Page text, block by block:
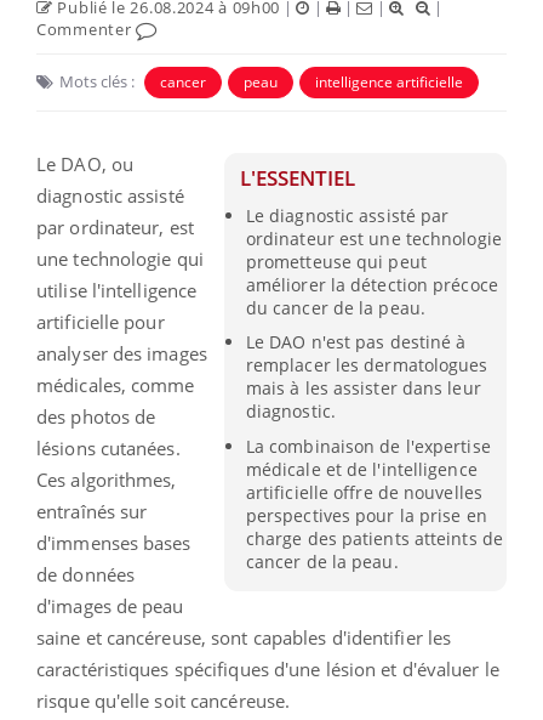
Publié le 26.08.2024 à 09h00 | | | |
|
Commenter
Mots clés : cancer peau intelligence artificielle
L'ESSENTIEL
Le diagnostic assisté par
ordinateur est une technologie
prometteuse qui peut
améliorer la détection précoce
du cancer de la peau.
Le DAO n'est pas destiné à
remplacer les dermatologues
mais à les assister dans leur
diagnostic.
La combinaison de l'expertise
médicale et de l'intelligence
artificielle offre de nouvelles
perspectives pour la prise en
charge des patients atteints de
cancer de la peau.
Le DAO, ou
diagnostic assisté
par ordinateur, est
une technologie qui
utilise l'intelligence
artificielle pour
analyser des images
médicales, comme
des photos de
lésions cutanées.
Ces algorithmes,
entraînés sur
d'immenses bases
de données
d'images de peau
saine et cancéreuse, sont capables d'identifier les
caractéristiques spécifiques d'une lésion et d'évaluer le
risque qu'elle soit cancéreuse.